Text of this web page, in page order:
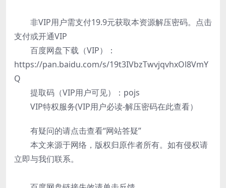
非VIP用户需支付19.9元获取本资源解压密码。点击
支付或开通VIP
百度网盘下载（VIP）：
https://pan.baidu.com/s/19t3IVbzTwvjqvhxOl8VmY
Q
提取码（VIP用户可见）：pojs
VIP特权服务(VIP用户必读-解压密码在此查看）
有疑问的请点击查看“网站答疑”
本文来源于网络，版权归原作者所有。如有侵权请
立即与我们联系。